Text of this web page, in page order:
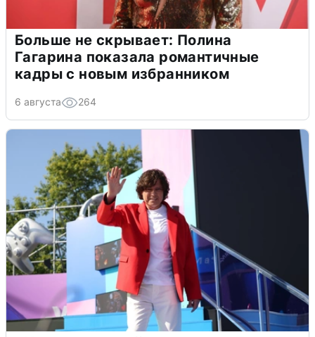
Больше не скрывает: Полина
Гагарина показала романтичные
кадры с новым избранником
6 августа 264